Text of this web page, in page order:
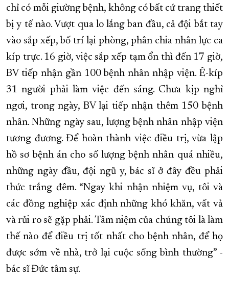
chỉ có mỗi giường bệnh, không có bất cứ trang thiết
bị y tế nào. Vượt qua lo lắng ban đầu, cả đội bắt tay
vào sắp xếp, bố trí lại phòng, phân chia nhân lực ca
kíp trực. 16 giờ, việc sắp xếp tạm ổn thì đến 17 giờ,
BV tiếp nhận gần 100 bệnh nhân nhập viện. Ê-kíp
31 người phải làm việc đến sáng. Chưa kịp nghỉ
ngơi, trong ngày, BV lại tiếp nhận thêm 150 bệnh
nhân. Những ngày sau, lượng bệnh nhân nhập viện
tương đương. Để hoàn thành việc điều trị, vừa lập
hồ sơ bệnh án cho số lượng bệnh nhân quá nhiều,
những ngày đầu, đội ngũ y, bác sĩ ở đây đều phải
thức trắng đêm. “Ngay khi nhận nhiệm vụ, tôi và
các đồng nghiệp xác định những khó khăn, vất vả
và rủi ro sẽ gặp phải. Tâm niệm của chúng tôi là làm
thế nào để điều trị tốt nhất cho bệnh nhân, để họ
được sớm về nhà, trở lại cuộc sống bình thường” -
bác sĩ Đức tâm sự.